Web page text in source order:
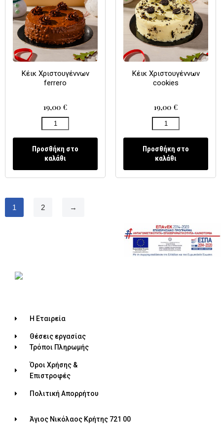
Κέικ Χριστουγέννων
ferrero
19,00 €
Προσθήκη στο
καλάθι
Κέικ Χριστουγέννων
cookies
19,00 €
Προσθήκη στο
καλάθι
1 2 →
Η Εταιρεία
Θέσεις εργασίας
Τρόποι Πληρωμής
Όροι Χρήσης &
Επιστροφές
Πολιτική Απορρήτου
Άγιος Νικόλαος Κρήτης 721 00